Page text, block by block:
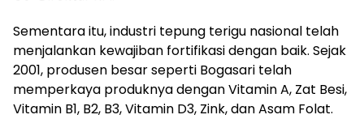
Sementara itu, industri tepung terigu nasional telah
menjalankan kewajiban fortifikasi dengan baik. Sejak
2001, produsen besar seperti Bogasari telah
memperkaya produknya dengan Vitamin A, Zat Besi,
Vitamin B1, B2, B3, Vitamin D3, Zink, dan Asam Folat.